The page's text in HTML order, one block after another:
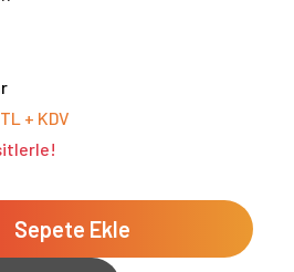
+ KDV
Sepete Ekle